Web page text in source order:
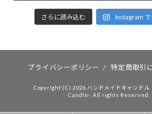
さらに読み込む Instagram
プライバシーポリシー / 特定商取引
Copyright (C) 2026 ハンドメイドキャンド
Candle-. All rights Reserved.